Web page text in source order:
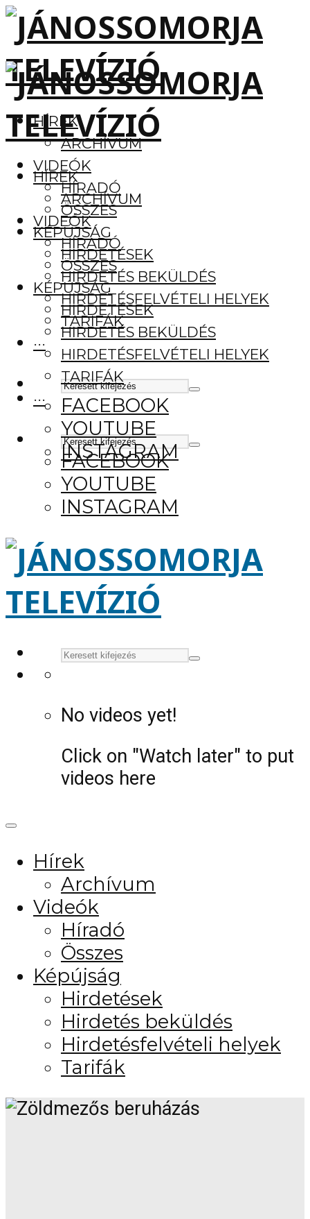
HÍREK
ARCHÍVUM
VIDEÓK
HÍRADÓ
ÖSSZES
KÉPÚJSÁG
HIRDETÉSEK
HIRDETÉS BEKÜLDÉS
HIRDETÉSFELVÉTELI HELYEK
TARIFÁK
···
FACEBOOK
YOUTUBE
INSTAGRAM
HÍREK
ARCHÍVUM
VIDEÓK
HÍRADÓ
ÖSSZES
KÉPÚJSÁG
HIRDETÉSEK
HIRDETÉS BEKÜLDÉS
HIRDETÉSFELVÉTELI HELYEK
TARIFÁK
···
FACEBOOK
YOUTUBE
INSTAGRAM
No videos yet!
Click on "Watch later" to put
videos here
Hírek
Archívum
Videók
Híradó
Összes
Képújság
Hirdetések
Hirdetés beküldés
Hirdetésfelvételi helyek
Tarifák